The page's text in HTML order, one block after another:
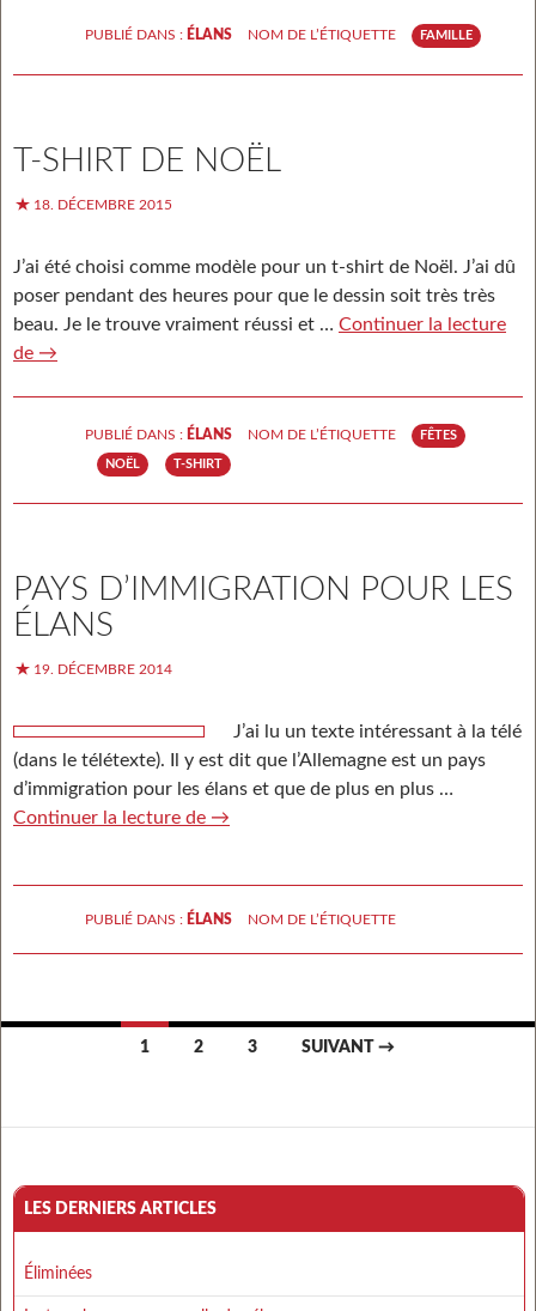
PUBLIÉ DANS : ÉLANS NOM DE L’ÉTIQUETTE FAMILLE
T-SHIRT DE NOËL
18. DÉCEMBRE 2015
J’ai été choisi comme modèle pour un t-shirt de Noël. J’ai dû
poser pendant des heures pour que le dessin soit très très
beau. Je le trouve vraiment réussi et … Continuer la lecture
de T-shirt de Noël
→
PUBLIÉ DANS : ÉLANS NOM DE L’ÉTIQUETTE FÊTES
NOËL T-SHIRT
PAYS D’IMMIGRATION POUR LES
ÉLANS
19. DÉCEMBRE 2014
J’ai lu un texte intéressant à la télé
(dans le télétexte). Il y est dit que l’Allemagne est un pays
d’immigration pour les élans et que de plus en plus …
Continuer la lecture de Pays d’immigration pour les élans
→
PUBLIÉ DANS : ÉLANS NOM DE L’ÉTIQUETTE
1 2 3 SUIVANT →
LES DERNIERS ARTICLES
Éliminées